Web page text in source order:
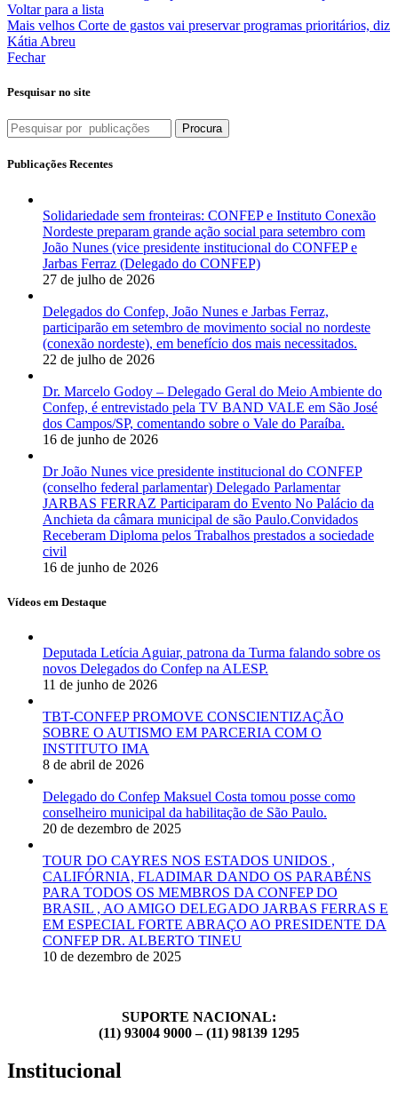
Voltar para a lista
Mais velhos Corte de gastos vai preservar programas prioritários, diz
Kátia Abreu
Fechar
Pesquisar no site
Procura
Publicações Recentes
Solidariedade sem fronteiras: CONFEP e Instituto Conexão
Nordeste preparam grande ação social para setembro com
João Nunes (vice presidente institucional do CONFEP e
Jarbas Ferraz (Delegado do CONFEP)
27 de julho de 2026
Delegados do Confep, João Nunes e Jarbas Ferraz,
participarão em setembro de movimento social no nordeste
(conexão nordeste), em benefício dos mais necessitados.
22 de julho de 2026
Dr. Marcelo Godoy – Delegado Geral do Meio Ambiente do
Confep, é entrevistado pela TV BAND VALE em São José
dos Campos/SP, comentando sobre o Vale do Paraíba.
16 de junho de 2026
Dr João Nunes vice presidente institucional do CONFEP
(conselho federal parlamentar) Delegado Parlamentar
JARBAS FERRAZ Participaram do Evento No Palácio da
Anchieta da câmara municipal de são Paulo.Convidados
Receberam Diploma pelos Trabalhos prestados a sociedade
civil
16 de junho de 2026
Vídeos em Destaque
Deputada Letícia Aguiar, patrona da Turma falando sobre os
novos Delegados do Confep na ALESP.
11 de junho de 2026
TBT-CONFEP PROMOVE CONSCIENTIZAÇÃO
SOBRE O AUTISMO EM PARCERIA COM O
INSTITUTO IMA
8 de abril de 2026
Delegado do Confep Maksuel Costa tomou posse como
conselheiro municipal da habilitação de São Paulo.
20 de dezembro de 2025
TOUR DO CAYRES NOS ESTADOS UNIDOS ,
CALIFÓRNIA, FLADIMAR DANDO OS PARABÉNS
PARA TODOS OS MEMBROS DA CONFEP DO
BRASIL , AO AMIGO DELEGADO JARBAS FERRAS E
EM ESPECIAL FORTE ABRAÇO AO PRESIDENTE DA
CONFEP DR. ALBERTO TINEU
10 de dezembro de 2025
SUPORTE NACIONAL:
(11) 93004 9000 – (11) 98139 1295
Institucional